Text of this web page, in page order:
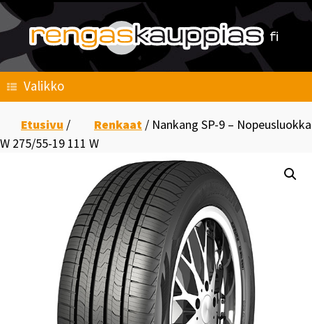
Skip
content
Valikko
Etusivu / Renkaat / Nankang SP-9 – Nopeusluokka
W 275/55-19 111 W